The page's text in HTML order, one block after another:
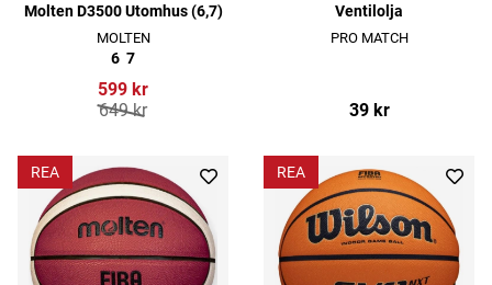
Molten D3500 Utomhus (6,7)
MOLTEN
6 7
599 kr
649 kr
Ventilolja
PRO MATCH
39 kr
REA REA